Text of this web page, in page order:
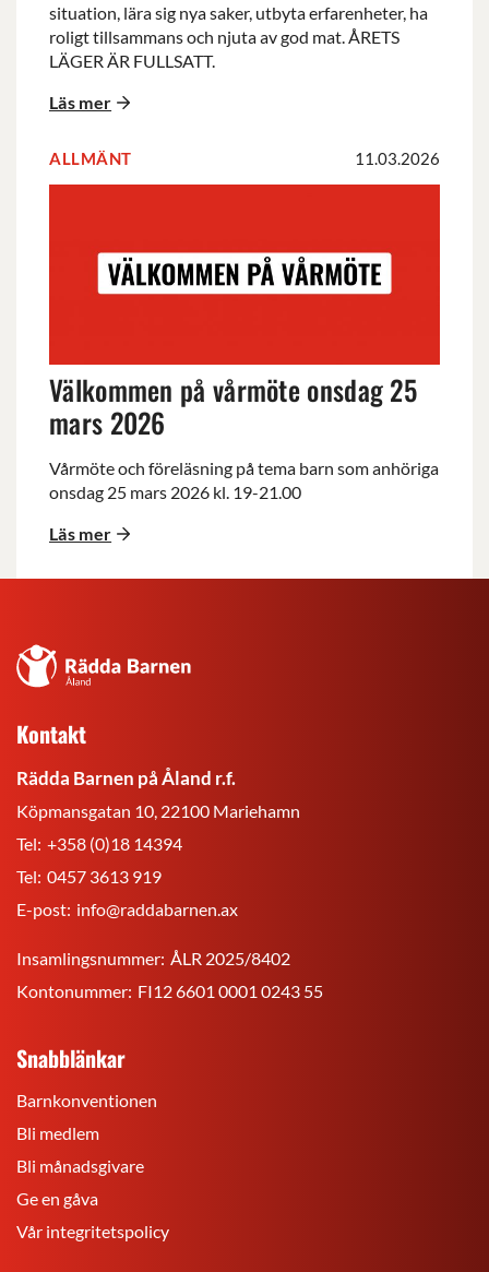
situation, lära sig nya saker, utbyta erfarenheter, ha
roligt tillsammans och njuta av god mat. ÅRETS
LÄGER ÄR FULLSATT.
Läs mer
ALLMÄNT 11.03.2026
Välkommen på vårmöte onsdag 25
mars 2026
Vårmöte och föreläsning på tema barn som anhöriga
onsdag 25 mars 2026 kl. 19-21.00
Läs mer
Kontakt
Rädda Barnen på Åland r.f.
Köpmansgatan 10, 22100 Mariehamn
Tel: +358 (0)18 14394
Tel: 0457 3613 919
E-post: info@raddabarnen.ax
Insamlingsnummer: ÅLR 2025/8402
Kontonummer: FI12 6601 0001 0243 55
Snabblänkar
Barnkonventionen
Bli medlem
Bli månadsgivare
Ge en gåva
Vår integritetspolicy